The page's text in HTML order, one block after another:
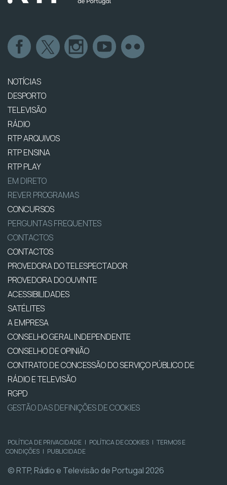
NOTÍCIAS
DESPORTO
TELEVISÃO
RÁDIO
RTP ARQUIVOS
RTP ENSINA
RTP PLAY
EM DIRETO
REVER PROGRAMAS
CONCURSOS
PERGUNTAS FREQUENTES
CONTACTOS
CONTACTOS
PROVEDORA DO TELESPECTADOR
PROVEDORA DO OUVINTE
ACESSIBILIDADES
SATÉLITES
A EMPRESA
CONSELHO GERAL INDEPENDENTE
CONSELHO DE OPINIÃO
CONTRATO DE CONCESSÃO DO SERVIÇO PÚBLICO DE
RÁDIO E TELEVISÃO
RGPD
GESTÃO DAS DEFINIÇÕES DE COOKIES
POLÍTICA DE PRIVACIDADE | POLÍTICA DE COOKIES | TERMOS E
CONDIÇÕES | PUBLICIDADE
© RTP, Rádio e Televisão de Portugal 2026